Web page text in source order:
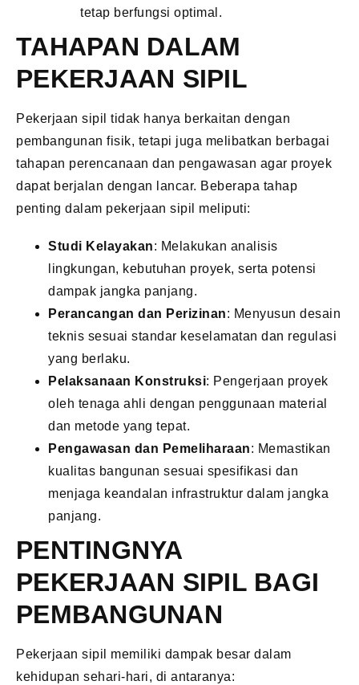
tetap berfungsi optimal.
TAHAPAN DALAM
PEKERJAAN SIPIL
Pekerjaan sipil tidak hanya berkaitan dengan
pembangunan fisik, tetapi juga melibatkan berbagai
tahapan perencanaan dan pengawasan agar proyek
dapat berjalan dengan lancar. Beberapa tahap
penting dalam pekerjaan sipil meliputi:
Studi Kelayakan: Melakukan analisis
lingkungan, kebutuhan proyek, serta potensi
dampak jangka panjang.
Perancangan dan Perizinan: Menyusun desain
teknis sesuai standar keselamatan dan regulasi
yang berlaku.
Pelaksanaan Konstruksi: Pengerjaan proyek
oleh tenaga ahli dengan penggunaan material
dan metode yang tepat.
Pengawasan dan Pemeliharaan: Memastikan
kualitas bangunan sesuai spesifikasi dan
menjaga keandalan infrastruktur dalam jangka
panjang.
PENTINGNYA
PEKERJAAN SIPIL BAGI
PEMBANGUNAN
Pekerjaan sipil memiliki dampak besar dalam
kehidupan sehari-hari, di antaranya: